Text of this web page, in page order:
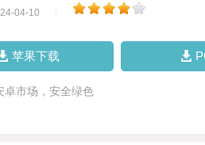
04-10
苹果下载
卓市场，安全绿色